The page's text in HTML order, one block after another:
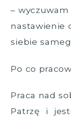
–
nastawienie
siebie
Po co
Praca nad
Patrzę i